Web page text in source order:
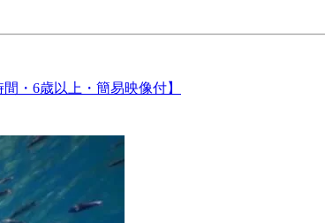
・6歳以上・簡易映像付】